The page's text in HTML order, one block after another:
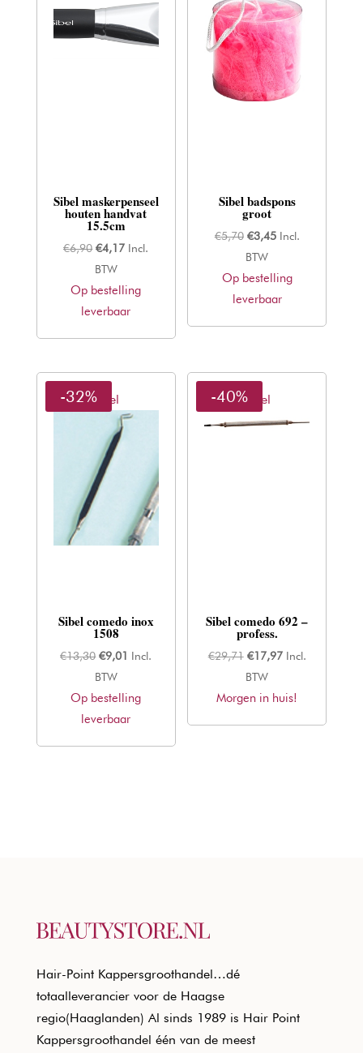
Sibel maskerpenseel
houten handvat
15.5cm
€6,90 Oorspronkelijke
prijs
was:
€6,90.
€4,17Huidige
is:
€4,17.
Incl.
BTW
Op bestelling
leverbaar
Sibel badspons
groot
€5,70 Oorspronkelijke
prijs
was:
€5,70.
€3,45Huidige
is:
€3,45.
Incl.
BTW
Op bestelling
leverbaar
Sibel
-32%
Sibel comedo inox
1508
€13,30 Oorspronkelijke
prijs
was:
€13,30.
€9,01 Huidige
is:
€9,01.
Incl.
BTW
Op bestelling
leverbaar
Sibel
-40%
Sibel comedo 692 –
profess.
€29,71 Oorspronkelijke
prijs
was:
€17,97Huidige
is:
Incl.
BTW
Morgen in huis!
Hair-Point Kappersgroothandel…dé
totaalleverancier voor de Haagse
regio(Haaglanden) Al sinds 1989 is Hair Point
Kappersgroothandel één van de meest